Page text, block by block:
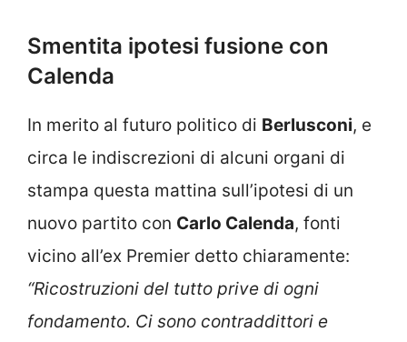
Smentita ipotesi fusione con
Calenda
In merito al futuro politico di Berlusconi, e
circa le indiscrezioni di alcuni organi di
stampa questa mattina sull’ipotesi di un
nuovo partito con Carlo Calenda, fonti
vicino all’ex Premier detto chiaramente:
“Ricostruzioni del tutto prive di ogni
fondamento. Ci sono contraddittori e